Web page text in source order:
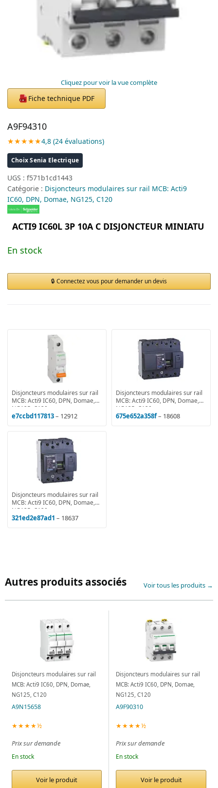
Cliquez pour voir la vue complète
PDF Fiche technique PDF
A9F94310
★★★★★4,8 (24 évaluations)
Choix Senia Electrique
UGS : f571b1cd1443
Catégorie : Disjoncteurs modulaires sur rail MCB: Acti9
IC60, DPN, Domae, NG125, C120
ACTI9 IC60L 3P 10A C DISJONCTEUR MINIATU
En stock
Connectez vous pour demander un devis
Disjoncteurs modulaires sur rail
MCB: Acti9 IC60, DPN, Domae,
NG125, C120
e7ccbd117813– 12912
Disjoncteurs modulaires sur rail
MCB: Acti9 IC60, DPN, Domae,
NG125, C120
675e652a358f– 18608
Disjoncteurs modulaires sur rail
MCB: Acti9 IC60, DPN, Domae,
NG125, C120
321ed2e87ad1 – 18637
Autres produits associés Voir tous les produits →
Disjoncteurs modulaires sur rail
MCB: Acti9 IC60, DPN, Domae,
NG125, C120
A9N15658
★★★★½
Prix sur demande
En stock
Voir le produit
Disjoncteurs modulaires sur rail
MCB: Acti9 IC60, DPN, Domae,
NG125, C120
A9F90310
★★★★½
Prix sur demande
En stock
Voir le produit